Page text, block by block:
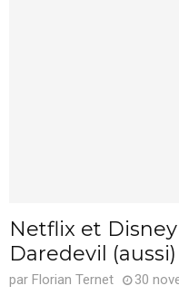
Netflix et
Daredevil (aussi)
par Florian Ternet
30